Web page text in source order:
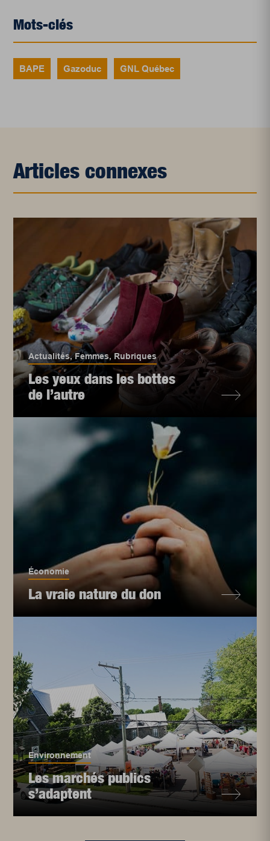
Mots-clés
BAPE Gazoduc GNL Québec
Articles connexes
Actualités,Femmes, Rubriques
Les yeux dans les bottes
de l’autre
Économie
La vraie nature du don
Environnement
Les marchés publics
s’adaptent